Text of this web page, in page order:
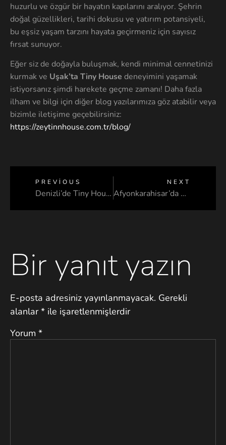
huzurlu ve özgür bir hayatın kapılarını aralıyor. Şehrin
doğal güzellikleri, tarihi dokusu ve yatırım potansiyeli,
bu eşsiz yaşam tarzını hayata geçirmeniz için sayısız
fırsat sunuyor.
Eğer siz de doğayla buluşmak, kendi minimal cennetinizi
kurmak ve Uşak’ta Tiny House deneyimini yaşamak
istiyorsanız şimdi harekete geçme zamanı! Daha fazla
ilham ve bilgi için diğer blog yazılarımıza göz atabilir veya
bizimle iletişime geçebilirsiniz:
https://zeytinnhouse.com.tr/blog/
PREVIOUS
Denizli’de Tiny House
NEXT
Afyonkarahisar’da Tiny House
Bir yanıt yazın
E-posta adresiniz yayınlanmayacak. Gerekli
alanlar* ile işaretlenmişlerdir
Yorum *